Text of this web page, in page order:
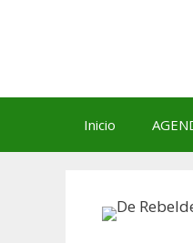
Inicio